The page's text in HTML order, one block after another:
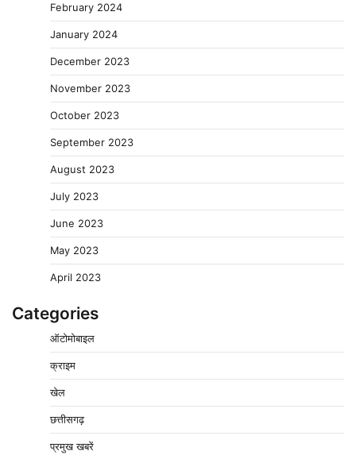
February 2024
January 2024
December 2023
November 2023
October 2023
September 2023
August 2023
July 2023
June 2023
May 2023
April 2023
Categories
ऑटोमोबाइल
क्राइम
खेल
छत्तीसगढ़
प्रमुख खबरें
वेयरहाउस कॉरपोरेशन के जिला प्रबंधक पर केस दर्ज, फरार;